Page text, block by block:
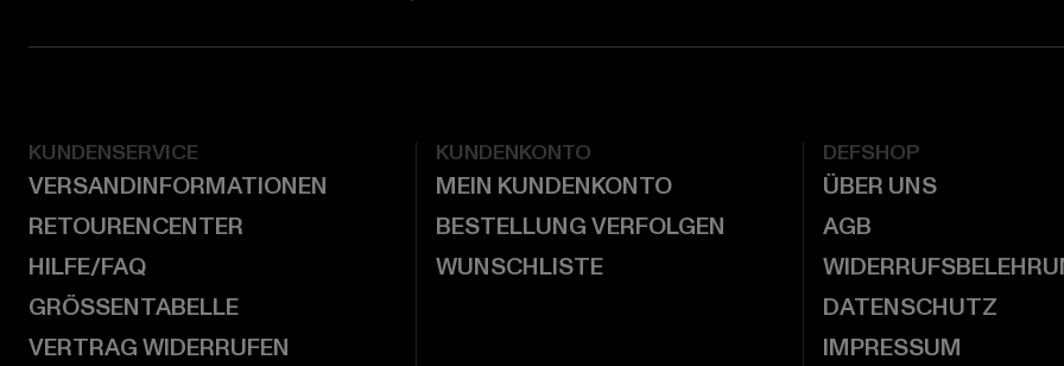
KUNDENSERVICE
VERSANDINFORMATIONEN
RETOURENCENTER
HILFE/FAQ
GRÖSSENTABELLE
VERTRAG WIDERRUFEN
KUNDENKONTO
MEIN KUNDENKONTO
BESTELLUNG VERFOLGEN
WUNSCHLISTE
DEFSHOP
ÜBER UNS
AGB
DATENSCHUTZ
IMPRESSUM